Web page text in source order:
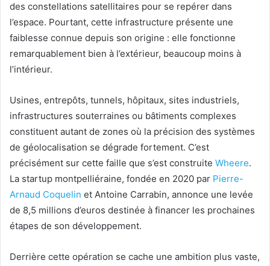
des constellations satellitaires pour se repérer dans
l’espace. Pourtant, cette infrastructure présente une
faiblesse connue depuis son origine : elle fonctionne
remarquablement bien à l’extérieur, beaucoup moins à
l’intérieur.
Usines, entrepôts, tunnels, hôpitaux, sites industriels,
infrastructures souterraines ou bâtiments complexes
constituent autant de zones où la précision des systèmes
de géolocalisation se dégrade fortement. C’est
précisément sur cette faille que s’est construite Wheere.
La startup montpelliéraine, fondée en 2020 par Pierre-
Arnaud Coquelin et Antoine Carrabin, annonce une levée
de 8,5 millions d’euros destinée à financer les prochaines
étapes de son développement.
Derrière cette opération se cache une ambition plus vaste,